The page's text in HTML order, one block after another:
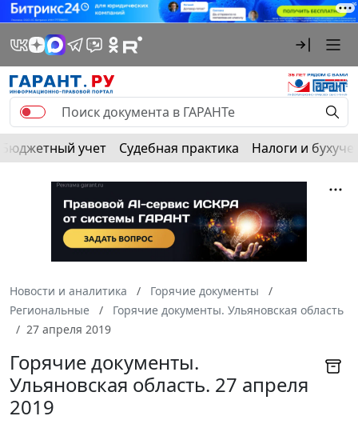
Бюджетный учет Судебная практика Налоги и
Новости и аналитика
Горячие документы
Региональные
Горячие документы. Ульяновская область
27 апреля 2019
Горячие документы.
Ульяновская область. 27 апреля
2019